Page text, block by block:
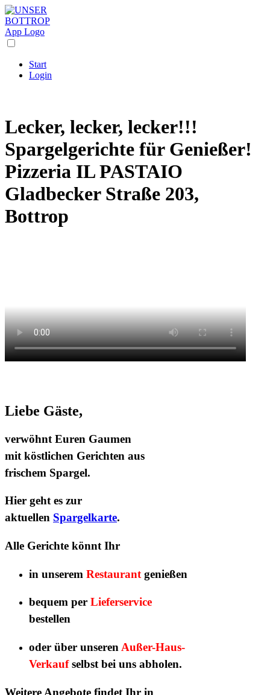
Start
Login
Lecker, lecker, lecker!!!
Spargelgerichte für Genießer!
Pizzeria IL PASTAIO
Gladbecker Straße 203,
Bottrop
Liebe Gäste,
verwöhnt Euren Gaumen
mit köstlichen Gerichten aus
frischem Spargel.
Hier geht es zur
aktuellen Spargelkarte.
Alle Gerichte könnt Ihr
in unserem Restaurant genießen
bequem per Lieferservice
bestellen
oder über unseren Außer-Haus-
Verkaufselbst bei uns abholen.
Weitere Angebote findet Ihr in